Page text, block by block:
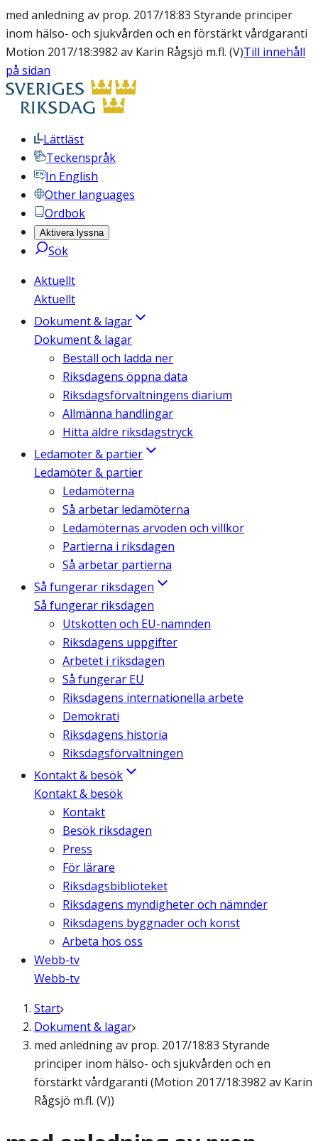
med anledning av prop. 2017/18:83 Styrande principer
inom hälso- och sjukvården och en förstärkt vårdgaranti
Motion 2017/18:3982 av Karin Rågsjö m.fl. (V)Till innehåll
på sidan
Lättläst
Teckenspråk
In English
Other languages
Ordbok
Aktivera lyssna
Sök
Aktuellt
Aktuellt
Dokument & lagar
Dokument & lagar
Beställ och ladda ner
Riksdagens öppna data
Riksdagsförvaltningens diarium
Allmänna handlingar
Hitta äldre riksdagstryck
Ledamöter & partier
Ledamöter & partier
Ledamöterna
Så arbetar ledamöterna
Ledamöternas arvoden och villkor
Partierna i riksdagen
Så arbetar partierna
Så fungerar riksdagen
Så fungerar riksdagen
Utskotten och EU-nämnden
Riksdagens uppgifter
Arbetet i riksdagen
Så fungerar EU
Riksdagens internationella arbete
Demokrati
Riksdagens historia
Riksdagsförvaltningen
Kontakt & besök
Kontakt & besök
Kontakt
Besök riksdagen
Press
För lärare
Riksdagsbiblioteket
Riksdagens myndigheter och nämnder
Riksdagens byggnader och konst
Arbeta hos oss
Webb-tv
Webb-tv
Start
Dokument & lagar
med anledning av prop. 2017/18:83 Styrande
principer inom hälso- och sjukvården och en
förstärkt vårdgaranti (Motion 2017/18:3982 av Karin
Rågsjö m.fl. (V))